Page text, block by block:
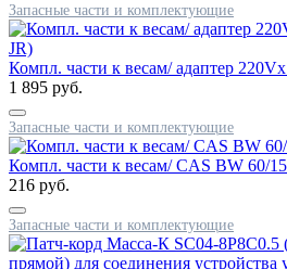
Запасные части и комплектующие
Компл. части к весам/ адаптер
1 895 руб.
Запасные части и комплектующие
Компл. части к весам/ CAS BW 60/
216 руб.
Запасные части и комплектующие